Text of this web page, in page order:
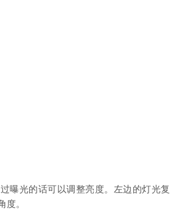
曝光的话可以调整亮度。左边的灯光复
度。